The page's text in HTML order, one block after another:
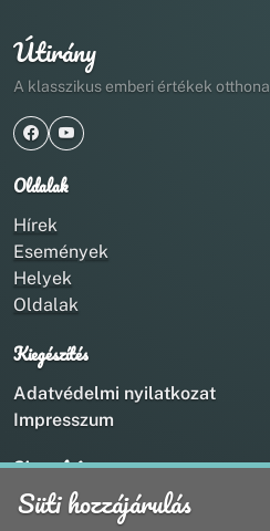
Útirány
A klasszikus emberi értékek otthona
Oldalak
Hírek
Események
Helyek
Oldalak
Kiegészítés
Adatvédelmi nyilatkozat
Impresszum
Kapcsolat
+36 20 211 1888
Süti hozzájárulás